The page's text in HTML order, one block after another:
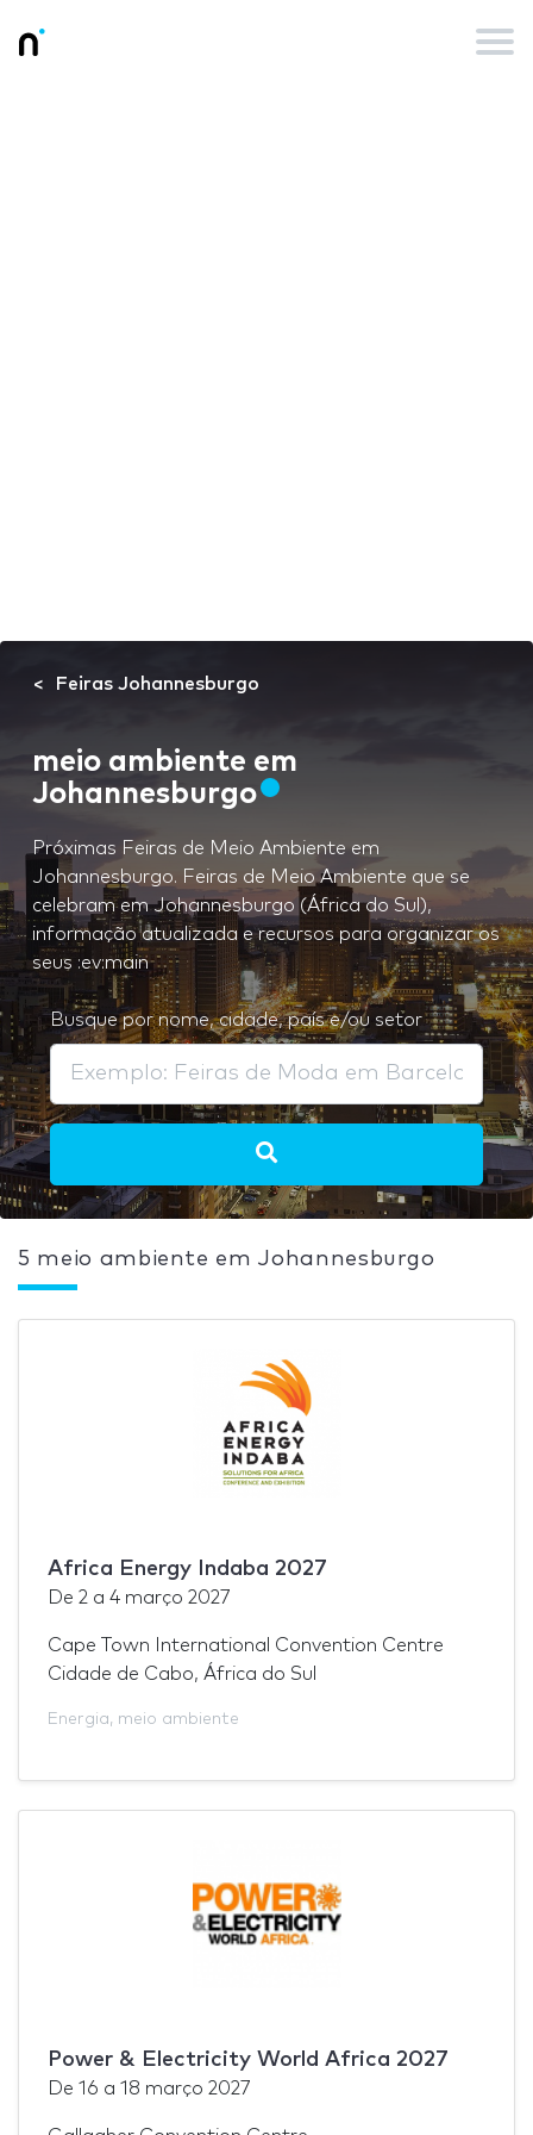
Feiras Johannesburgo
meio ambiente em
Johannesburgo
Próximas Feiras de Meio Ambiente em
Johannesburgo. Feiras de Meio Ambiente que se
celebram em Johannesburgo (África do Sul),
informação atualizada e recursos para organizar os
seus :ev:main
Busque por nome, cidade, país e/ou setor
5 meio ambiente em Johannesburgo
Africa Energy Indaba 2027
De 2 a 4 março 2027
Cape Town International Convention Centre
Cidade de Cabo, África do Sul
Energia, meio ambiente
Power & Electricity World Africa 2027
De 16 a 18 março 2027